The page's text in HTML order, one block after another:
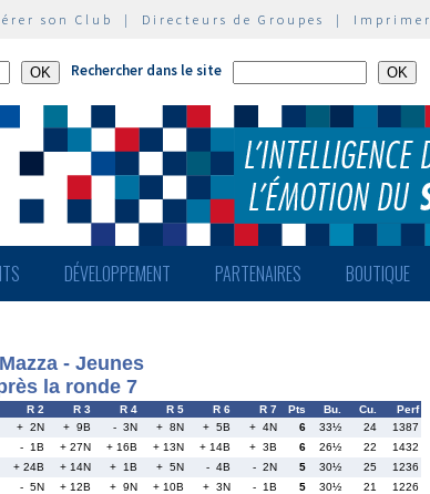
son Club | Directeurs de Groupes | Imprimer
Rechercher dans le site
DÉVELOPPEMENT PARTENAIRES BOUTIQUE
- Jeunes
la ronde 7
R 2 R 3 R 4 R 5 R 6 R 7 Pts Bu. Cu.
Perf
+ 2N + 9B - 3N + 8N + 5B + 4N 6 33½ 24
1387
- 1B + 27N + 16B + 13N + 14B + 3B 6 26½ 22
1432
+ 24B + 14N + 1B + 5N - 4B - 2N 5 30½ 25
1236
- 5N + 12B + 9N + 10B + 3N - 1B 5 30½ 21
1226